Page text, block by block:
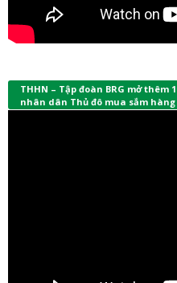
THHN – Tập đoàn BRG mở thêm
nhân dân Thủ đô mua sắm